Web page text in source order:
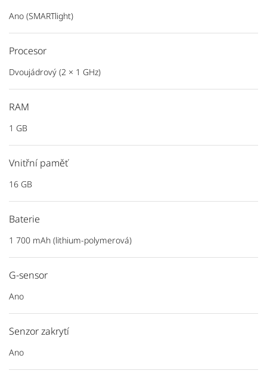
Ano (SMARTlight)
Procesor
Dvoujádrový (2 × 1 GHz)
RAM
1 GB
Vnitřní paměť
16 GB
Baterie
1 700 mAh (lithium-polymerová)
G-sensor
Ano
Senzor zakrytí
Ano